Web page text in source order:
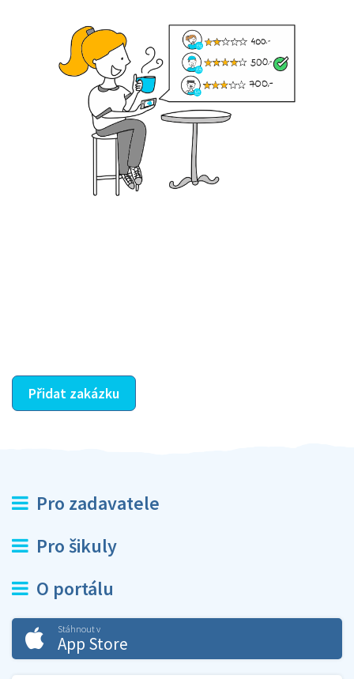
Přidat zakázku
Pro zadavatele
Pro šikuly
O portálu
Stáhnout v
App Store